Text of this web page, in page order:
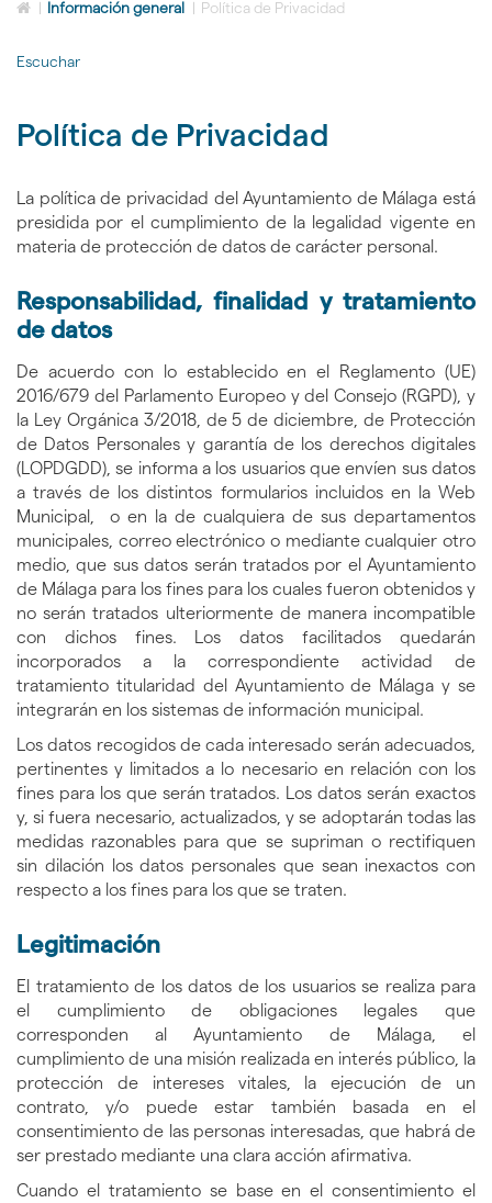
idioma
Icono
para
la
página
inicio
| Información general | Política de Privacidad
Escuchar
Política de Privacidad
La política de privacidad del Ayuntamiento de Málaga está
presidida por el cumplimiento de la legalidad vigente en
materia de protección de datos de carácter personal.
Responsabilidad, finalidad y tratamiento
de datos
De acuerdo con lo establecido en el Reglamento (UE)
2016/679 del Parlamento Europeo y del Consejo (RGPD), y
la Ley Orgánica 3/2018, de 5 de diciembre, de Protección
de Datos Personales y garantía de los derechos digitales
(LOPDGDD), se informa a los usuarios que envíen sus datos
a través de los distintos formularios incluidos en la Web
Municipal, o en la de cualquiera de sus departamentos
municipales, correo electrónico o mediante cualquier otro
medio, que sus datos serán tratados por el Ayuntamiento
de Málaga para los fines para los cuales fueron obtenidos y
no serán tratados ulteriormente de manera incompatible
con dichos fines. Los datos facilitados quedarán
incorporados a la correspondiente actividad de
tratamiento titularidad del Ayuntamiento de Málaga y se
integrarán en los sistemas de información municipal.
Los datos recogidos de cada interesado serán adecuados,
pertinentes y limitados a lo necesario en relación con los
fines para los que serán tratados. Los datos serán exactos
y, si fuera necesario, actualizados, y se adoptarán todas las
medidas razonables para que se supriman o rectifiquen
sin dilación los datos personales que sean inexactos con
respecto a los fines para los que se traten.
Legitimación
El tratamiento de los datos de los usuarios se realiza para
el cumplimiento de obligaciones legales que
corresponden al Ayuntamiento de Málaga, el
cumplimiento de una misión realizada en interés público, la
protección de intereses vitales, la ejecución de un
contrato, y/o puede estar también basada en el
consentimiento de las personas interesadas, que habrá de
ser prestado mediante una clara acción afirmativa.
Cuando el tratamiento se base en el consentimiento el